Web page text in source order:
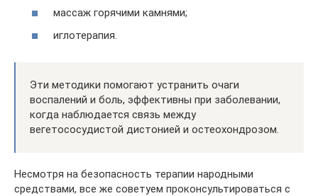
массаж горячими камнями;
иглотерапия.
Эти методики помогают устранить очаги
воспалений и боль, эффективны при заболевании,
когда наблюдается связь между
вегетососудистой дистонией и остеохондрозом.
Несмотря на безопасность терапии народными
средствами, все же советуем проконсультироваться с